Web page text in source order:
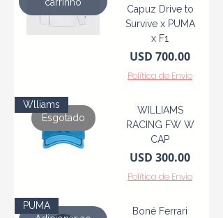
Capuz Drive to
Survive x PUMA
x F1
Precio
USD 700.00
Política de Envio
Esgotado
Wlliams
WILLIAMS
RACING FW W
CAP
Precio
USD 300.00
Política de Envio
PUMA
Boné Ferrari